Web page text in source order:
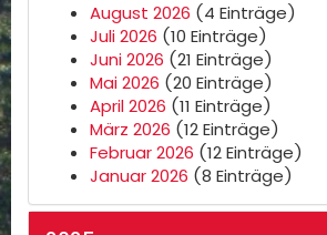
August 2026 (4 Einträge)
Juli 2026 (10 Einträge)
Juni 2026 (21 Einträge)
Mai 2026 (20 Einträge)
April 2026 (11 Einträge)
März 2026 (12 Einträge)
Februar 2026 (12 Einträge)
Januar 2026 (8 Einträge)